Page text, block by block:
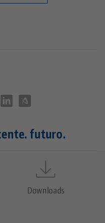
futuro.
Downloads